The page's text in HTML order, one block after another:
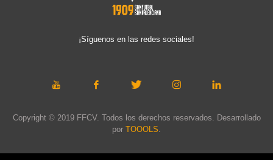
¡Síguenos en las redes sociales!
Copyright © 2019 FFCV. Todos los derechos reservados. Desarrollado
por TOOOLS.